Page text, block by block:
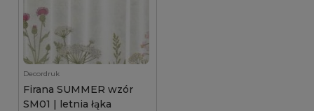
Decordruk
Firana SUMMER wzór
SM01 | letnia łąka